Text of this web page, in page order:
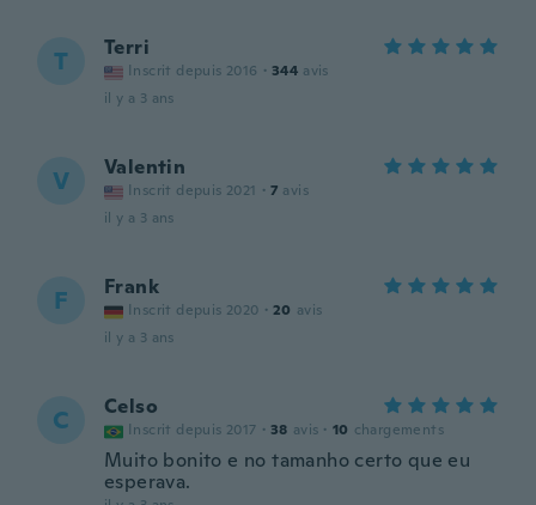
T Terri
Inscrit depuis 2016 · 344 avis
il y a 3 ans
V Valentin
Inscrit depuis 2021 · 7 avis
il y a 3 ans
F Frank
Inscrit depuis 2020 · 20 avis
il y a 3 ans
C Celso
Inscrit depuis 2017 · 38 avis · 10 chargements
Muito bonito e no tamanho certo que eu
esperava.